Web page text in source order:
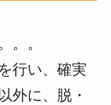
。。
行い、確実
外に、脱・